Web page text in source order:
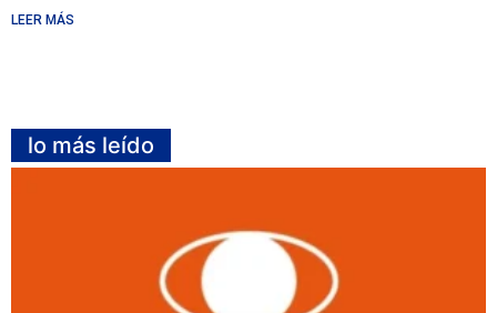
LEER MÁS
lo más leído